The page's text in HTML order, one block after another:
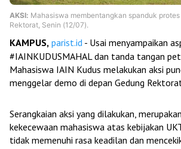
AKSI: Mahasiswa membentangkan spanduk
Rektorat, Senin (12/07).
KAMPUS, parist.id - Usai menyampaikan
#IAINKUDUSMAHAL dan tanda tangan
Mahasiswa IAIN Kudus melakukan aksi
menggelar demo di depan Gedung
Serangkaian aksi yang dilakukan,
kekecewaan mahasiswa atas kebijakan
tidak memenuhi rasa keadilan dan